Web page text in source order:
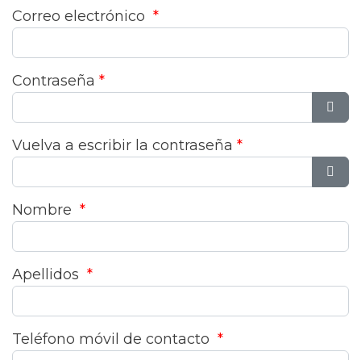
Correo electrónico *
Contraseña *
Vuelva a escribir la contraseña *
Nombre *
Apellidos *
Teléfono móvil de contacto *